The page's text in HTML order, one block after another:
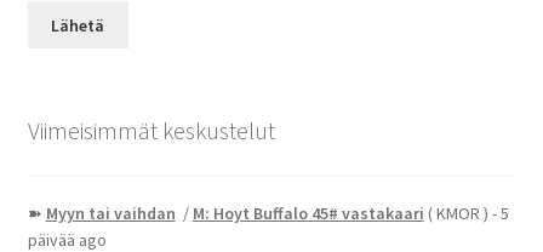
Viimeisimmät keskustelut
➽ Myyn tai vaihdan / M: Hoyt Buffalo 45# vastakaari ( KMOR ) - 5
päivää ago